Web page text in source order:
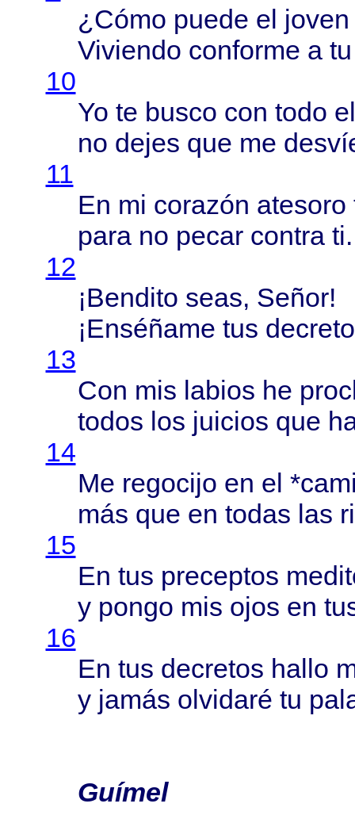
¿ Cómo puede el joven
Viviendo conforme a
10
Yo te busco con todo
no dejes que me
11
En mi corazón atesoro
parano pecar contrati.
12
¡Bendito seas, Señor!
¡Enséñame tus
13
Con mis labios he
todos los juicios que
14
Me regocijo en el *
más que en todas las
15
En tus preceptos
y pongo mis ojos en
16
En tus decretos hallo
y jamás olvidaré tu
Guímel